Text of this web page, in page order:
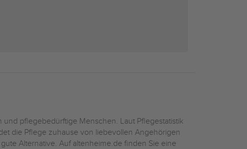
pflegebedürftige Menschen. Laut Pflegestatistik
die Pflege zuhause von liebevollen Angehörigen
Alternative. Auf altenheime.de finden Sie eine